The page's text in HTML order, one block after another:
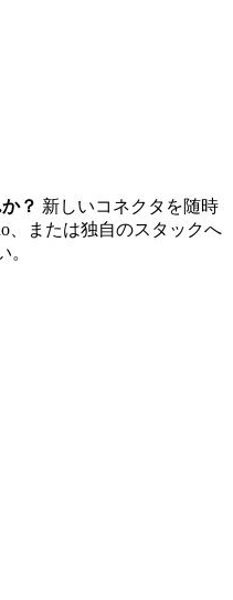
？ 新しいコネクタを随時
、または独自のスタックへ
。